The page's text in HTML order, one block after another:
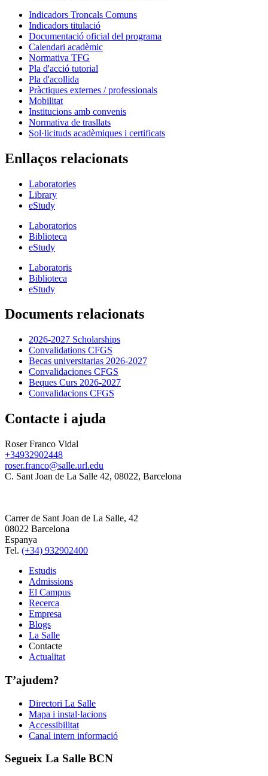
Indicadors Troncals Comuns
Indicadors titulació
Documentació oficial del programa
Calendari acadèmic
Normativa TFG
Pla d'acció tutorial
Pla d'acollida
Pràctiques externes / professionals
Mobilitat
Institucions amb convenis
Normativa de trasllats
Sol·licituds acadèmiques i certificats
Enllaços relacionats
Laboratories
Library
eStudy
Laboratorios
Biblioteca
eStudy
Laboratoris
Biblioteca
eStudy
Documents relacionats
2026-2027 Scholarships
Convalidations CFGS
Becas universitarias 2026-2027
Convalidaciones CFGS
Beques Curs 2026-2027
Convalidacions CFGS
Contacte i ajuda
Roser Franco Vidal
+34932902448
roser.franco@salle.url.edu
C. Sant Joan de La Salle 42, 08022, Barcelona
Carrer de Sant Joan de La Salle, 42
08022 Barcelona
Espanya
Tel. (+34) 932902400
Estudis
Admissions
El Campus
Recerca
Empresa
Blogs
La Salle
Contacte
Actualitat
T’ajudem?
Directori La Salle
Mapa i instal·lacions
Accessibilitat
Canal intern informació
Segueix La Salle BCN